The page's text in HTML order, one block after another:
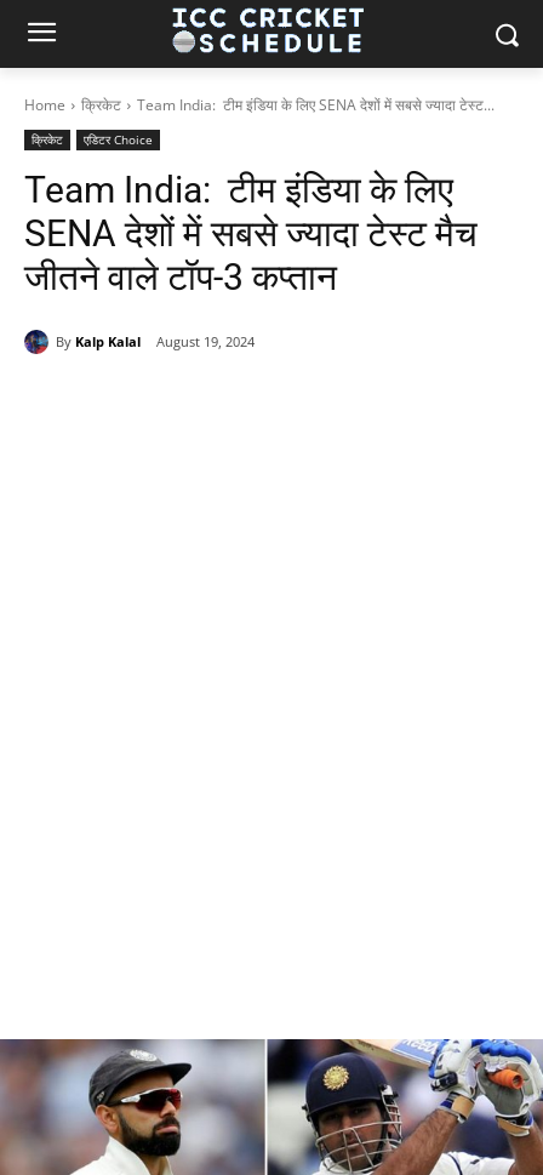
Home क्रिकेट Team India: टीम इंडिया के लिए SENA देशों में सबसे ज्यादा टेस्ट...
क्रिकेट एडिटर Choice
Team India: टीम इंडिया के लिए
SENA देशों में सबसे ज्यादा टेस्ट मैच
जीतने वाले टॉप-3 कप्तान
By Kalp Kalal August 19, 2024